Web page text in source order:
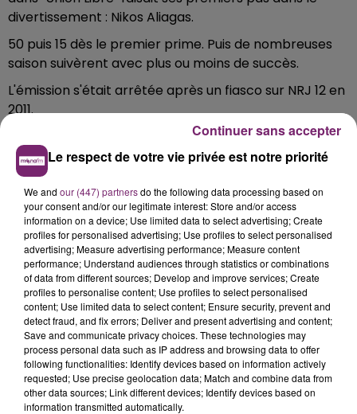
divertissement : Nikos Aliagas.
50 puis 15 dès le premier prime. Puis de nombreuses
saison suivèrent avec plus ou moins de succès.
L'émission s'était arrêtée après un fiasco sur NRJ 12 en
2011.
Les nostalgiques ? Rendez-vous ici !
Le respect de votre vie privée est notre priorité
We and our (447) partnersdo the following data processing based on
your consent and/or our legitimate interest: Store and/or access
information on a device; Use limited data to select advertising; Create
profiles for personalised advertising; Use profiles to select personalised
advertising; Measure advertising performance; Measure content
performance; Understand audiences through statistics or combinations
of data from different sources; Develop and improve services; Create
profiles to personalise content; Use profiles to select personalised
content; Use limited data to select content; Ensure security, prevent and
detect fraud, and fix errors; Deliver and present advertising and content;
Save and communicate privacy choices. These technologies may
process personal data such as IP address and browsing data to offer
following functionalities: Identify devices based on information actively
requested; Use precise geolocation data; Match and combine data from
other data sources; Link different devices; Identify devices based on
information transmitted automatically.
Continuer sans accepter